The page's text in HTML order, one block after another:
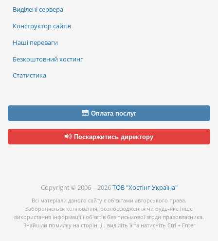
Виділені сервера
Конструктор сайтів
Наші переваги
Безкоштовний хостинг
Статистика
Оплата послуг
Поскаржитись директору
Copyright © 2006—2026ТОВ "Хостінг Україна"
Всі матеріали даного сайту є об’єктами авторського права.
Забороняється копіювання, розповсюдження чи будь-яке інше
використання інформації і об’єктів без письмової згоди правовласника.
Знайшли помилку на сторінці - виділіть її та натисніть Ctrl + Enter